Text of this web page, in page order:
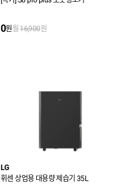
0원월16,900원
LG
휘센 상업용 대용량 제습기 35L